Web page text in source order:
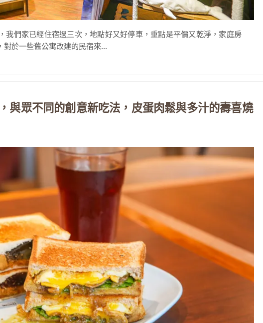
我們家已經住宿過三次，地點好又好停車，重點是平價又乾淨，家庭房
對於一些舊公寓改建的民宿來...
與眾不同的創意新吃法，皮蛋肉鬆與多汁的壽喜燒